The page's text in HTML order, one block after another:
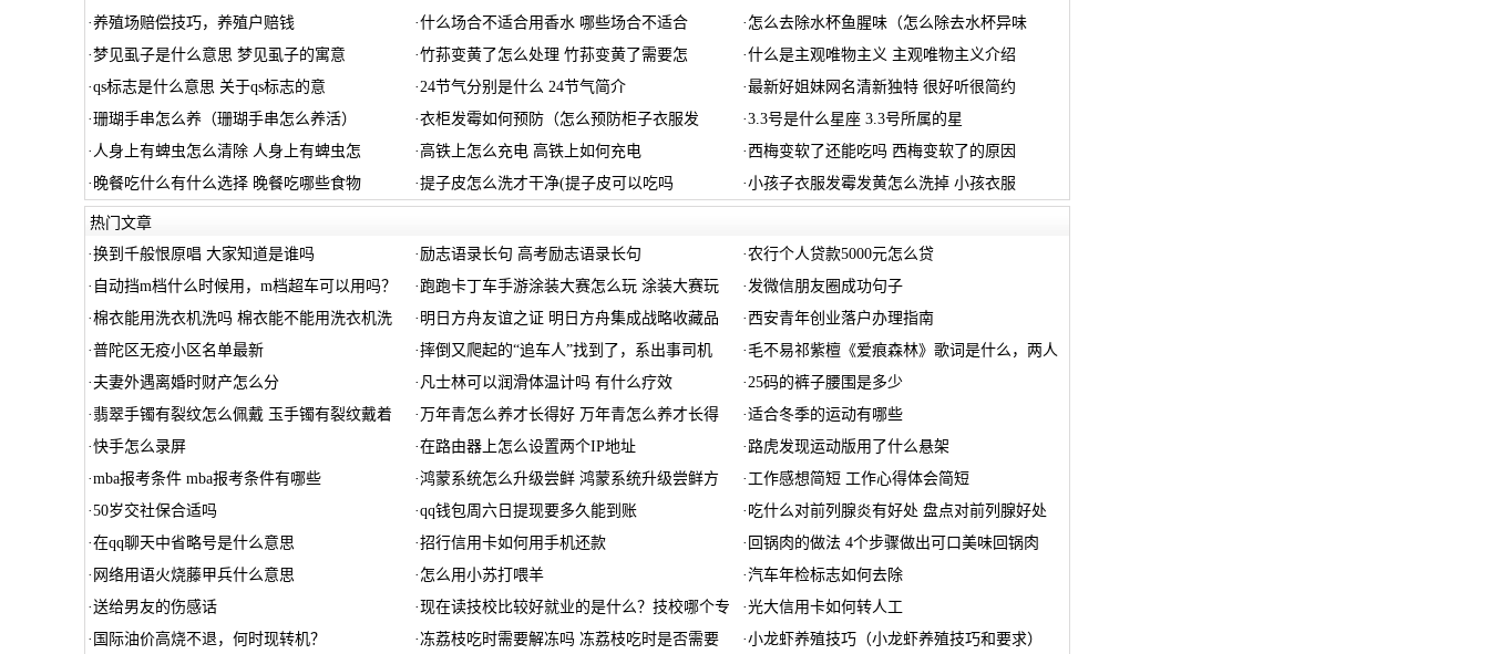
·养殖场赔偿技巧，养殖户赔钱 ·什么场合不适合用香水 哪些场合不适合 · 怎么去除水杯鱼腥味（怎么除去水杯异味
·梦见虱子是什么意思 梦见虱子的寓意 ·竹荪变黄了怎么处理 竹荪变黄了需要怎 ·什么是主观唯物主义 主观唯物主义介绍
·qs标志是什么意思 关于qs标志的意 ·24节气分别是什么 24节气简介 ·最新好姐妹网名清新独特 很好听很简约
·珊瑚手串怎么养（珊瑚手串怎么养活） ·衣柜发霉如何预防（怎么预防柜子衣服发 ·3.3号是什么星座 3.3号所属的星
· 人身上有蜱虫怎么清除 人身上有蜱虫怎 · 高铁上怎么充电 高铁上如何充电 · 西梅变软了还能吃吗 西梅变软了的原因
· 晚餐吃什么有什么选择 晚餐吃哪些食物 ·提子皮怎么洗才干净(提子皮可以吃吗 ·小孩子衣服发霉发黄怎么洗掉 小孩衣服
热门文章
·换到千般恨原唱 大家知道是谁吗 · 励志语录长句 高考励志语录长句 ·农行个人贷款5000元怎么贷
· 自动挡m档什么时候用，m档超车可以用吗？ · 跑跑卡丁车手游涂装大赛怎么玩 涂装大赛玩 ·发微信朋友圈成功句子
·棉衣能用洗衣机洗吗 棉衣能不能用洗衣机洗 · 明日方舟友谊之证 明日方舟集成战略收藏品 · 西安青年创业落户办理指南
·普陀区无疫小区名单最新 ·摔倒又爬起的“追车人”找到了，系出事司机 · 毛不易祁紫檀《爱痕森林》歌词是什么，两人
· 夫妻外遇离婚时财产怎么分 · 凡士林可以润滑体温计吗 有什么疗效 ·25码的裤子腰围是多少
· 翡翠手镯有裂纹怎么佩戴 玉手镯有裂纹戴着 · 万年青怎么养才长得好 万年青怎么养才长得 ·适合冬季的运动有哪些
·快手怎么录屏 ·在路由器上怎么设置两个IP地址 · 路虎发现运动版用了什么悬架
·mba报考条件 mba报考条件有哪些 ·鸿蒙系统怎么升级尝鲜 鸿蒙系统升级尝鲜方 · 工作感想简短 工作心得体会简短
·50岁交社保合适吗 ·qq钱包周六日提现要多久能到账 · 吃什么对前列腺炎有好处 盘点对前列腺好处
·在qq聊天中省略号是什么意思 ·招行信用卡如何用手机还款 · 回锅肉的做法 4个步骤做出可口美味回锅肉
· 网络用语火烧藤甲兵什么意思 · 怎么用小苏打喂羊 ·汽车年检标志如何去除
·送给男友的伤感话 ·现在读技校比较好就业的是什么？技校哪个专 ·光大信用卡如何转人工
· 国际油价高烧不退，何时现转机？ · 冻荔枝吃时需要解冻吗 冻荔枝吃时是否需要 ·小龙虾养殖技巧（小龙虾养殖技巧和要求）